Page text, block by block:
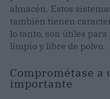
almacén. Estos
también tienen
lo tanto, son útiles
limpio y libre de polvo.
Comprométase a
importante